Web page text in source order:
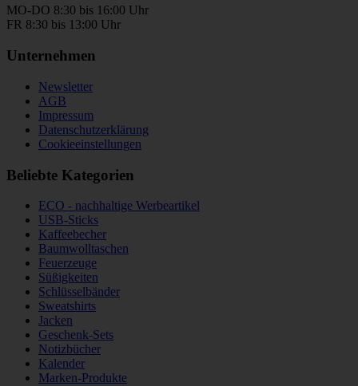
MO-DO 8:30 bis 16:00 Uhr
FR 8:30 bis 13:00 Uhr
Unternehmen
Newsletter
AGB
Impressum
Datenschutzerklärung
Cookieeinstellungen
Beliebte Kategorien
ECO - nachhaltige Werbeartikel
USB-Sticks
Kaffeebecher
Baumwolltaschen
Feuerzeuge
Süßigkeiten
Schlüsselbänder
Sweatshirts
Jacken
Geschenk-Sets
Notizbücher
Kalender
Marken-Produkte